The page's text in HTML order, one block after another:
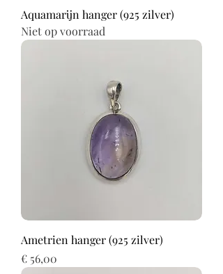
Aquamarijn hanger (925 zilver)
Niet op voorraad
Ametrien hanger (925 zilver)
Prijs
€ 56,00